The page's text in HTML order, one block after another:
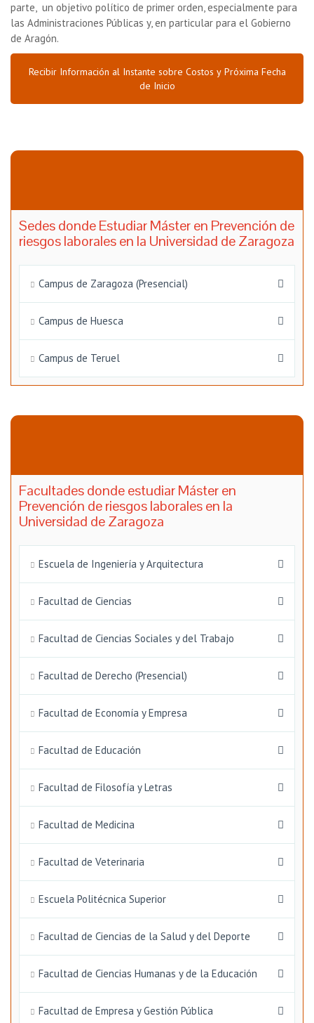
parte, un objetivo político de primer orden, especialmente para
las Administraciones Públicas y, en particular para el Gobierno
de Aragón.
Recibir Información al Instante sobre Costos y Próxima Fecha
de Inicio
Sedes donde Estudiar Máster en Prevención de
riesgos laborales en la Universidad de Zaragoza
Campus de Zaragoza (Presencial)
Campus de Huesca
Campus de Teruel
Facultades donde estudiar Máster en
Prevención de riesgos laborales en la
Universidad de Zaragoza
Escuela de Ingeniería y Arquitectura
Facultad de Ciencias
Facultad de Ciencias Sociales y del Trabajo
Facultad de Derecho (Presencial)
Facultad de Economía y Empresa
Facultad de Educación
Facultad de Filosofía y Letras
Facultad de Medicina
Facultad de Veterinaria
Escuela Politécnica Superior
Facultad de Ciencias de la Salud y del Deporte
Facultad de Ciencias Humanas y de la Educación
Facultad de Empresa y Gestión Pública